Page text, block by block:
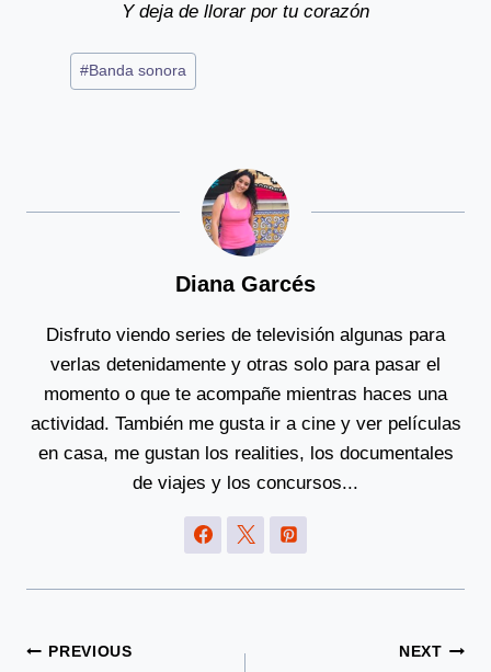
Y deja de llorar por tu corazón
Post
Tags:
#Banda sonora
Diana Garcés
Disfruto viendo series de televisión algunas para
verlas detenidamente y otras solo para pasar el
momento o que te acompañe mientras haces una
actividad. También me gusta ir a cine y ver películas
en casa, me gustan los realities, los documentales
de viajes y los concursos...
Post
PREVIOUS NEXT